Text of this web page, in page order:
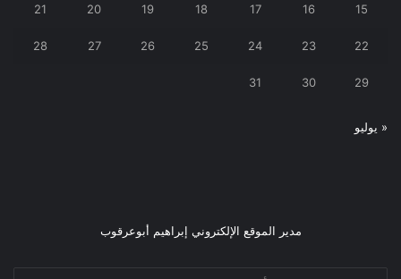
15
16
17
18
19
20
21
22
23
24
25
26
27
28
29
30
31
« يوليو
مدير الموقع الإلكتروني إبراهيم أبوعرقوب